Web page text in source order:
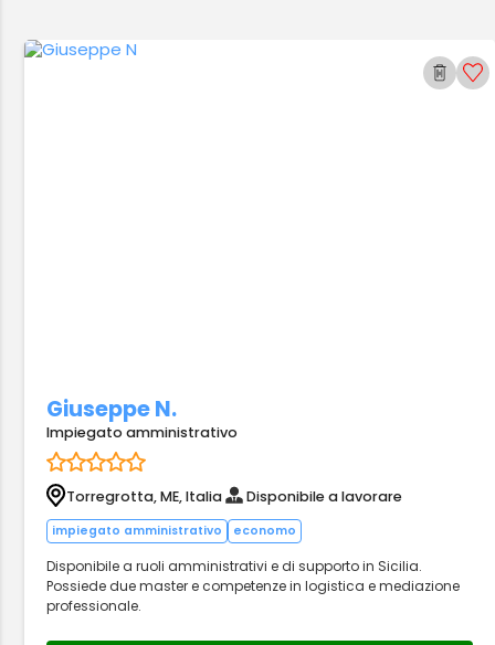
Giuseppe N.
Impiegato amministrativo
Torregrotta, ME, Italia Disponibile a lavorare
impiegato amministrativo economo
Disponibile a ruoli amministrativi e di supporto in Sicilia.
Possiede due master e competenze in logistica e mediazione
professionale.